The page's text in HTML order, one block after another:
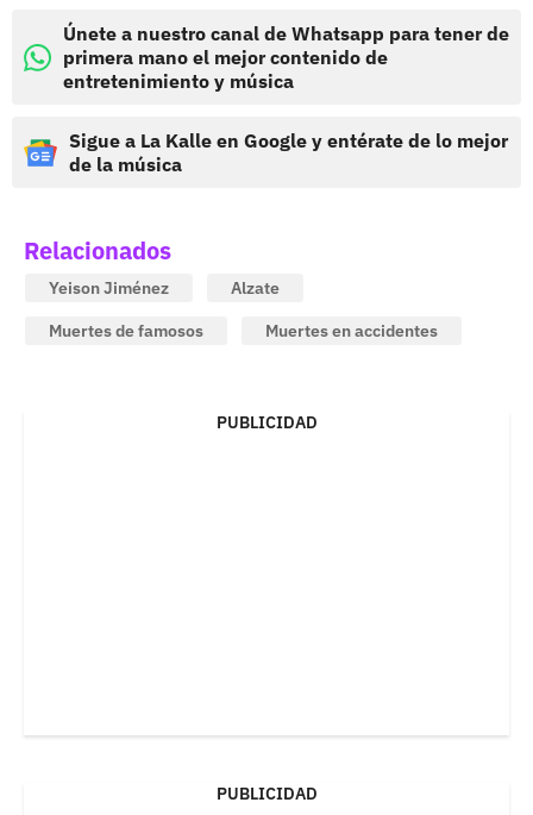
Únete a nuestro canal de Whatsapp para tener de
primera mano el mejor contenido de
entretenimiento y música
Sigue a La Kalle en Google y entérate de lo mejor
de la música
Relacionados
Yeison Jiménez
Alzate
Muertes de famosos
Muertes en accidentes
PUBLICIDAD
PUBLICIDAD